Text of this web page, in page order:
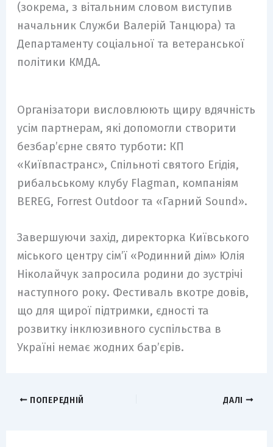
(зокрема, з вітальним словом виступив
начальник Служби Валерій Танцюра) та
Департаменту соціальної та ветеранської
політики КМДА.
Організатори висловлюють щиру вдячність
усім партнерам, які допомогли створити
безбар’єрне свято турботи: КП
«Київпастранс», Спільноті святого Егідія,
рибальському клубу Flagman, компаніям
BEREG, Forrest Outdoor та «Гарний Sound».
Завершуючи захід, директорка Київського
міського центру сім’ї «Родинний дім» Юлія
Ніколайчук запросила родини до зустрічі
наступного року. Фестиваль вкотре довів,
що для щирої підтримки, єдності та
розвитку інклюзивного суспільства в
Україні немає жодних бар’єрів.
ПОПЕРЕДНІЙ ДАЛІ